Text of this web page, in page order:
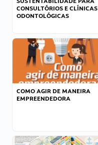
CONSULTÓRIOS E CLÍNICAS
ODONTOLÓGICAS
COMO AGIR DE MANEIRA
EMPREENDEDORA